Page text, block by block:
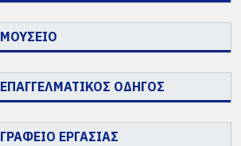
ΜΟΥΣΕΙΟ
ΕΠΑΓΓΕΛΜΑΤΙΚΟΣ ΟΔΗΓΟΣ
ΓΡΑΦΕΙΟ ΕΡΓΑΣΙΑΣ